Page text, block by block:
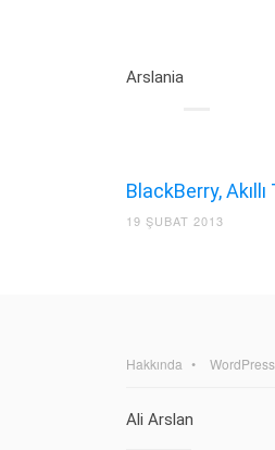
Arslania
BlackBerry,
19 ŞUBAT 2013
Hakkında
Ali Arslan